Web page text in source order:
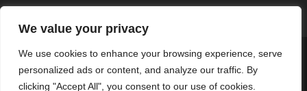
We value your privacy
We use cookies to enhance your browsing experience, serve
personalized ads or content, and analyze our traffic. By
clicking "Accept All", you consent to our use of cookies.
Algarve Paint Store © 2024. Todos os
direitos reservados. Desenvolvido por
AORUBRO.PT